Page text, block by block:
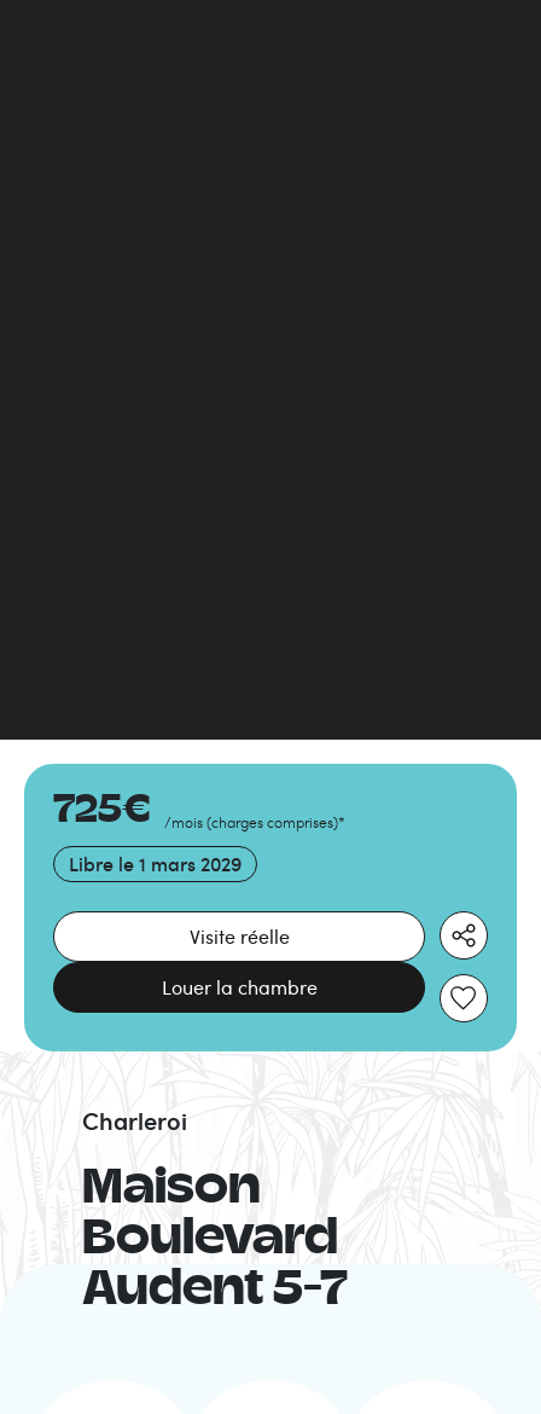
725€ /mois (charges comprises)*
Libre le 1 mars 2029
Visite réelle
Louer la chambre
Maison
Boulevard
Audent 5-7
Charleroi